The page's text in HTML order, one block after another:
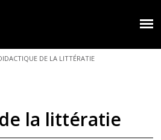
DE LA LITTÉRATIE
la littératie